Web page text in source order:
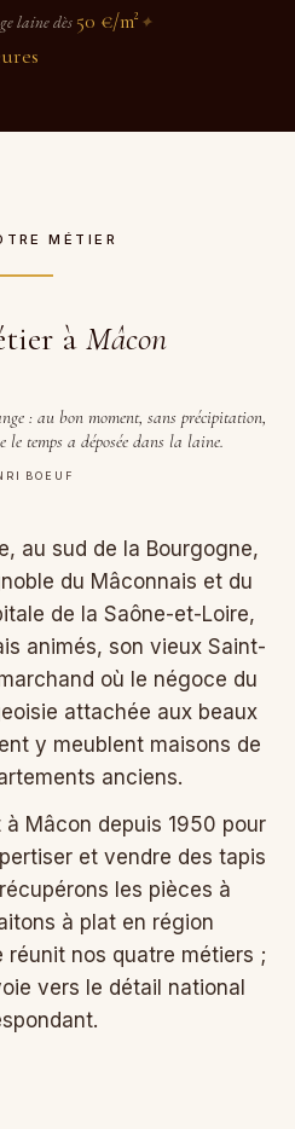
laine dès 50 €/m² ✦
MÉTIER
à Mâcon
: au bon moment, sans précipitation,
le temps a déposée dans la laine.
BOEUF
au sud de la Bourgogne,
du Mâconnais et du
de la Saône-et-Loire,
animés, son vieux Saint-
où le négoce du
attachée aux beaux
y meublent maisons de
anciens.
Mâcon depuis 1950 pour
et vendre des tapis
les pièces à
à plat en région
réunit nos quatre métiers ;
vers le détail national